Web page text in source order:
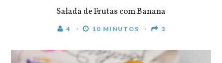
Salada de Frutas com Banana
4 10 MINUTOS 3